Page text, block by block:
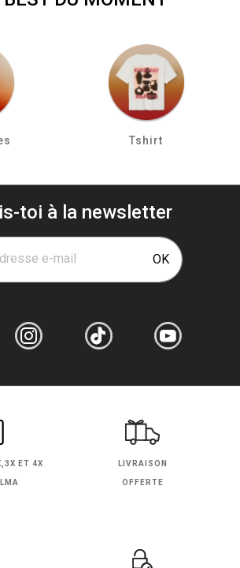
Tshirt
toi à la newsletter
e-mail OK
ET 4X LIVRAISON
OFFERTE